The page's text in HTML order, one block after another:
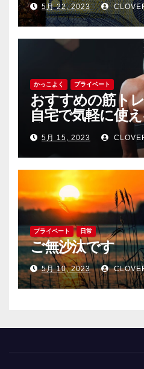
5月 22, 2023
かっこよく プライベート
おすすめの筋トレ
自宅で気軽に使
筋トレグッツをご
5月 15, 2023
プライベート 日常
ご無沙汰です
5月 10, 2023